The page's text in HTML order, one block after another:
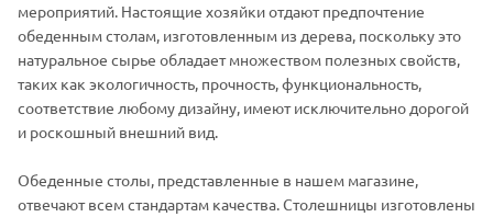
мероприятий. Настоящие хозяйки отдают предпочтение
обеденным столам, изготовленным из дерева, поскольку это
натуральное сырье обладает множеством полезных свойств,
таких как экологичность, прочность, функциональность,
соответствие любому дизайну, имеют исключительно дорогой
и роскошный внешний вид.
Обеденные столы, представленные в нашем магазине,
отвечают всем стандартам качества. Столешницы изготовлены